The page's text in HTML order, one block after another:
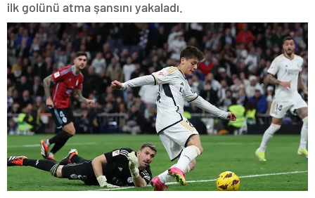
ilk golünü atma şansını yakaladı.